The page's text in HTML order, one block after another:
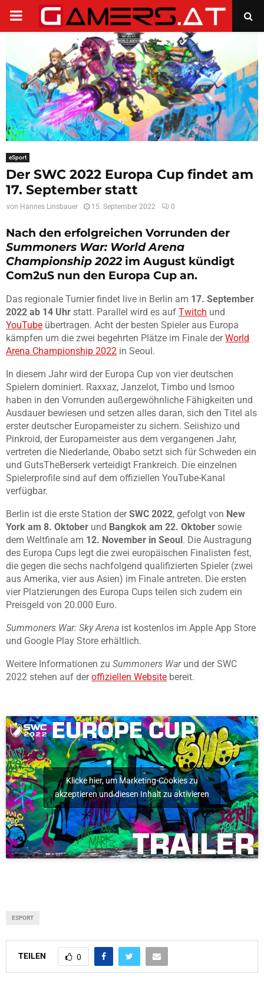
PRIMARY
eSport
Der SWC 2022 Europa Cup findet am
17. September statt
von Hannes Linsbauer 15. September 2022 0
Nach den erfolgreichen Vorrunden der
Summoners War: World Arena
Championship 2022im August kündigt
Com2uS nun den Europa Cup an.
Das regionale Turnier findet live in Berlin am 17. September
2022 ab 14 Uhr statt. Parallel wird es auf Twitch und
YouTube übertragen. Acht der besten Spieler aus Europa
kämpfen um die zwei begehrten Plätze im Finale derWorld
Arena Championship 2022 in Seoul.
In diesem Jahr wird der Europa Cup von vier deutschen
Spielern dominiert. Raxxaz, Janzelot, Timbo und Ismoo
haben in den Vorrunden außergewöhnliche Fähigkeiten und
Ausdauer bewiesen und setzen alles daran, sich den Titel als
erster deutscher Europameister zu sichern. Seiishizo und
Pinkroid, der Europameister aus dem vergangenen Jahr,
vertreten die Niederlande, Obabo setzt sich für Schweden ein
und GutsTheBerserk verteidigt Frankreich. Die einzelnen
Spielerprofile sind auf dem offiziellen YouTube-Kanal
verfügbar.
Berlin ist die erste Station derSWC 2022, gefolgt von New
York am 8. Oktober und Bangkok am 22. Oktober sowie
dem Weltfinale am 12. November in Seoul . Die Austragung
des Europa Cups legt die zwei europäischen Finalisten fest,
die gegen die sechs nachfolgend qualifizierten Spieler (zwei
aus Amerika, vier aus Asien) im Finale antreten. Die ersten
vier Platzierungen des Europa Cups teilen sich zudem ein
Preisgeld von 20.000 Euro.
Summoners War: Sky Arena ist kostenlos im Apple App Store
und Google Play Store erhältlich.
Weitere Informationen zu Summoners Warund der SWC
2022 stehen auf deroffiziellen Website bereit.
Klicke hier, um Marketing-Cookies zu
akzeptieren und diesen Inhalt zu aktivieren
ESPORT
TEILEN 0